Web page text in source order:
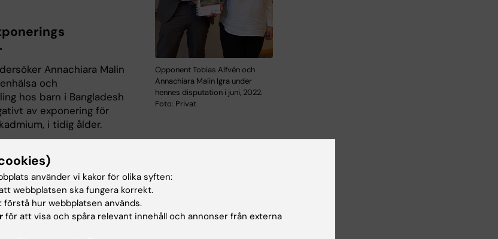
Opponent Tobias Alfvén och
Annachiara Malin Igra under
hennes disputation i juni, 2022.
Foto: Privat
Annachiara Malin
och
hos barn i Bangladesh
av exponering för
i tidig ålder.
batterier, genom kosten, särskilt ris, vete,
rotfrukter.
är inte unikt i Bangladesh och det är inte ett
Metallexponering är ett problem för många
tre miljarder människor i världen har ris som
använder vi kakor för olika syften:
webbplatsen ska fungera korrekt.
förstå hur webbplatsen används.
för att visa och spåra relevant innehåll och annonser från externa